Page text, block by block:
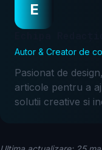
E
Autor & Creator de
Pasionat de
articole pentru a
solutii creative si